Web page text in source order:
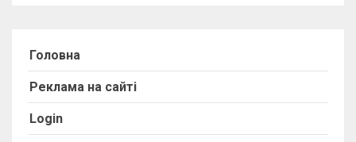
Головна
Реклама на сайті
Login